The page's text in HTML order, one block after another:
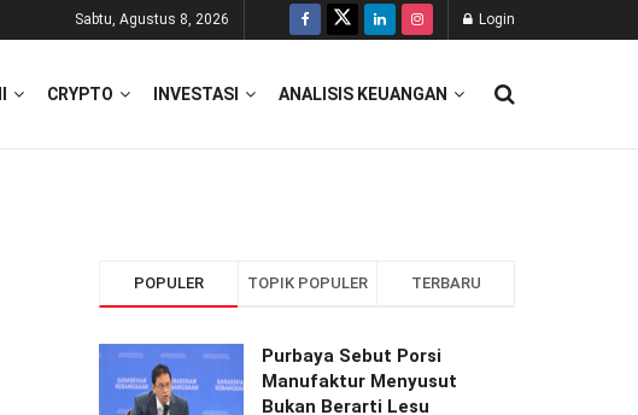
Sabtu, Agustus 8, 2026 Login
CRYPTO INVESTASI ANALISIS KEUANGAN
POPULER TOPIK POPULER TERBARU
Purbaya Sebut Porsi
Manufaktur Menyusut
Bukan Berarti Lesu